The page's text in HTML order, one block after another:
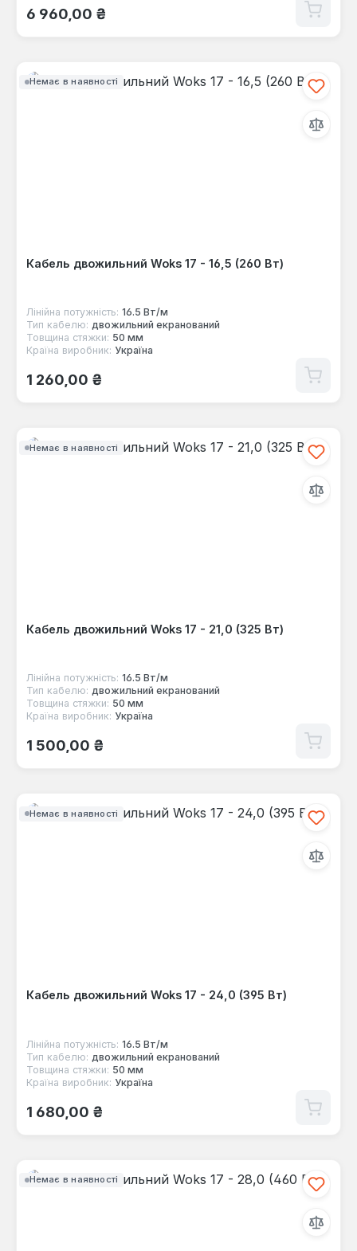
Звичайна ціна:
6 960,00 ₴
Немає в наявності
Кабель двожильний Woks 17 - 16,5 (260 Вт)
Лінійна потужність: 16.5 Вт/м
Тип кабелю: двожильний екранований
Товщина стяжки: 50 мм
Країна виробник: Україна
Звичайна ціна:
1 260,00 ₴
Немає в наявності
Кабель двожильний Woks 17 - 21,0 (325 Вт)
Лінійна потужність: 16.5 Вт/м
Тип кабелю: двожильний екранований
Товщина стяжки: 50 мм
Країна виробник: Україна
Звичайна ціна:
1 500,00 ₴
Немає в наявності
Кабель двожильний Woks 17 - 24,0 (395 Вт)
Лінійна потужність: 16.5 Вт/м
Тип кабелю: двожильний екранований
Товщина стяжки: 50 мм
Країна виробник: Україна
Звичайна ціна:
1 680,00 ₴
Немає в наявності